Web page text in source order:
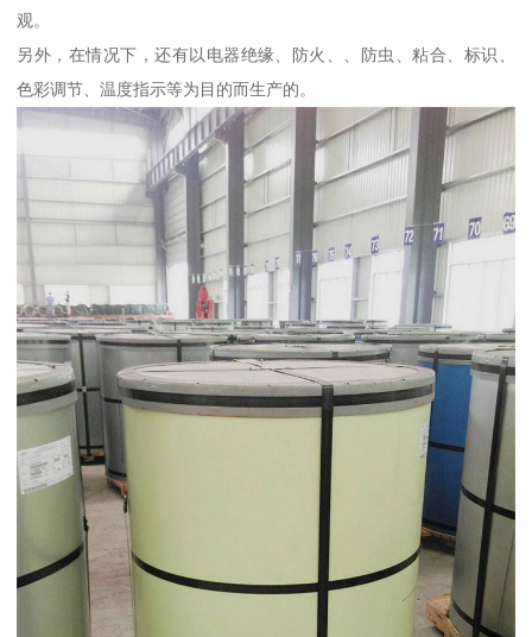
观。
另外，在情况下，还有以电器绝缘、防火、、防虫、粘合、标识、
色彩调节、温度指示等为目的而生产的。